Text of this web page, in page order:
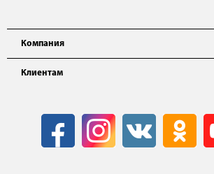
Компания
Клиентам